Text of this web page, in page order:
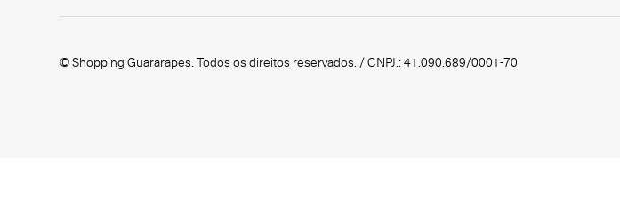
© Shopping Guararapes. Todos os direitos reservados. / CNPJ.: 41.090.689/0001-70